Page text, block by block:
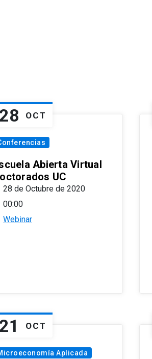
28 OCT
Abierta Virtual
UC
28 de Octubre de 2020
00:00
Webinar
21 OCT
Aplicada